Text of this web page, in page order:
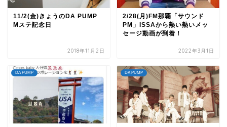
11/2(金)きょうのDA PUMP
Mステ記念日
2018年11月2日
2/28(月)FM那覇「サウンド
PM」ISSAから熱い熱いメッ
セージ動画が到着！
2022年3月1日
DA PUMP DA PUMP